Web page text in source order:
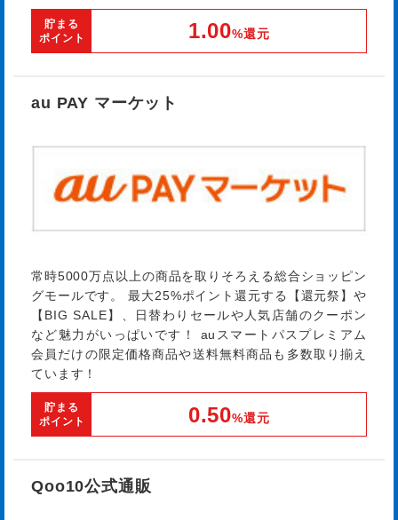
貯まる
ポイント
1.00%還元
au PAY マーケット
常時5000万点以上の商品を取りそろえる総合ショッピン
グモールです。 最大25%ポイント還元する【還元祭】や
【BIG SALE】、日替わりセールや人気店舗のクーポン
など魅力がいっぱいです！ auスマートパスプレミアム
会員だけの限定価格商品や送料無料商品も多数取り揃え
ています！
貯まる
ポイント
0.50%還元
Qoo10公式通販